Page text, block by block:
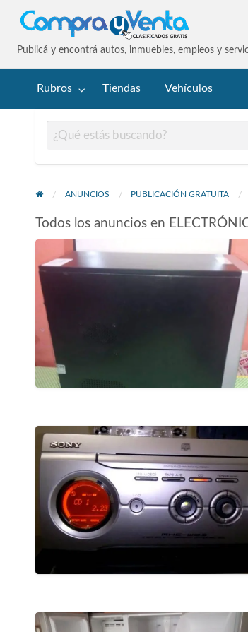
Publicá y encontrá autos, inmuebles, empleos y
Rubros Tiendas Vehículos
ANUNCIOS PUBLICACIÓN GRATUITA
Todos los anuncios en